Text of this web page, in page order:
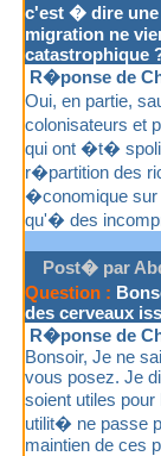
c'est � dire une
migration ne
catastrophique
R�ponse de
Oui, en partie,
colonisateurs et
qui ont �t�
r�partition des
�conomique sur
qu'� des
Post� par
Question :
des cerveaux
R�ponse de
Bonsoir, Je ne
vous posez. Je
soient utiles
utilit� ne passe
maintien de ces